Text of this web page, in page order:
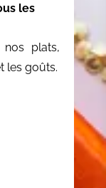
les
plats,
les goûts.